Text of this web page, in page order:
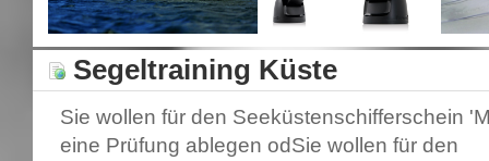
Segeltraining Küste
Sie wollen für den Seeküstenschifferschein
eine Prüfung ablegen odSie wollen für den